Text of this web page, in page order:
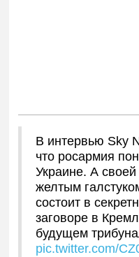
В интервью Sky
что росармия
Украине. А
желтым
состоит в
заговоре в
будущем
pic.twitter.com/